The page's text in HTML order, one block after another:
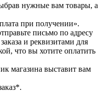
нужные вам товары, а
при получении».
письмо по адресу
и реквизитами для
что вы хотите оплатить
магазина выставит вам